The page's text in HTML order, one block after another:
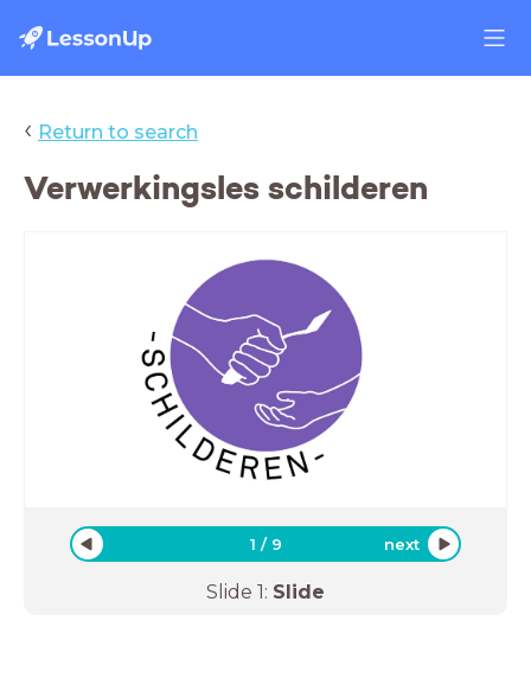
‹ Return to search
Verwerkingsles schilderen
1 / 9 next
Slide 1: Slide